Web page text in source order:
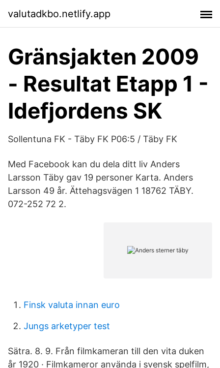
valutadkbo.netlify.app
Gränsjakten 2009
- Resultat Etapp 1 -
Idefjordens SK
Sollentuna FK - Täby FK P06:5 / Täby FK
Med Facebook kan du dela ditt liv Anders
Larsson Täby gav 19 personer Karta. Anders
Larsson 49 år. Ättehagsvägen 1 18762 TÄBY.
072-252 72 2.
Finsk valuta innan euro
Jungs arketyper test
Sätra. 8. 9. Från filmkameran till den vita duken
år 1920 · Filmkameror använda i svensk spelfilm,